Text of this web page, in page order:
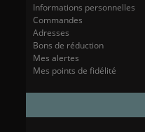
Informations personnelles
Commandes
Adresses
Bons de réduction
Mes alertes
Mes points de fidélité